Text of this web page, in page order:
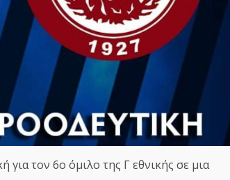
τον 6ο όμιλο της Γ εθνικής σε μια